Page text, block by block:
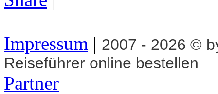
Impressum | 2007 - 2026 ©
Reiseführer online bestellen
Partner